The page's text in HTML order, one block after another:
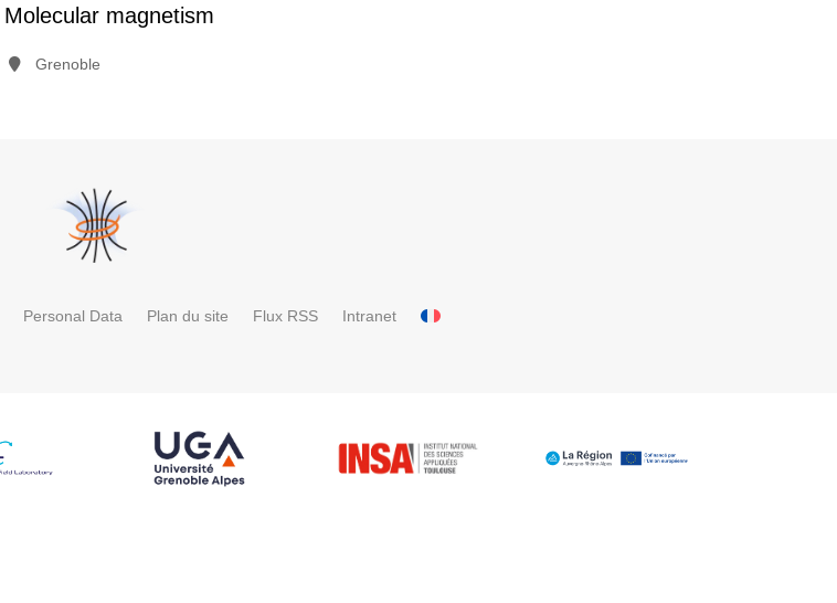
Molecular magnetism
Grenoble
Personal Data Plan du site Flux RSS Intranet